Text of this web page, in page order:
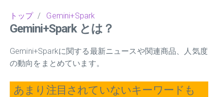
トップ/ Gemini+Spark
Gemini+Spark とは？
Gemini+Sparkに関する最新ニュースや関連商品、人気度
の動向をまとめています。
あまり注目されていないキーワードも